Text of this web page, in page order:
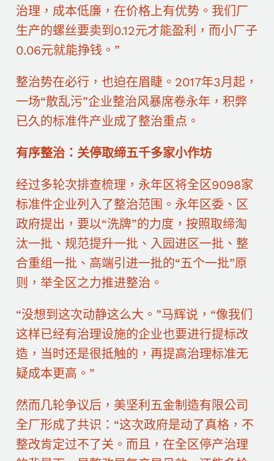
治理，成本低廉，在价格上有优势。我们厂
生产的螺丝要卖到0.12元才能盈利，而小厂子
0.06元就能挣钱。”
整治势在必行，也迫在眉睫。2017年3月起，
一场“散乱污”企业整治风暴席卷永年，积弊
已久的标准件产业成了整治重点。
有序整治：关停取缔五千多家小作坊
经过多轮次排查梳理，永年区将全区9098家
标准件企业列入了整治范围。永年区委、区
政府提出，要以“洗牌”的力度，按照取缔淘
汰一批、规范提升一批、入园进区一批、整
合重组一批、高端引进一批的“五个一批”原
则，举全区之力推进整治。
“没想到这次动静这么大。”马辉说，“像我们
这样已经有治理设施的企业也要进行提标改
造，当时还是很抵触的，再提高治理标准无
疑成本更高。”
然而几轮争议后，美坚利五金制造有限公司
全厂形成了共识：“这次政府是动了真格，不
整改肯定过不了关。而且，在全区停产治理